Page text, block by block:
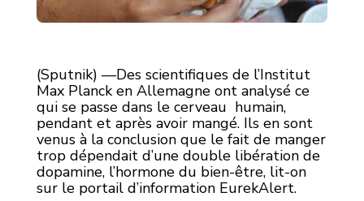
(Sputnik) —Des scientifiques de l’Institut
Max Planck en Allemagne ont analysé ce
qui se passe dans le cerveau humain,
pendant et après avoir mangé. Ils en sont
venus à la conclusion que le fait de manger
trop dépendait d’une double libération de
dopamine, l’hormone du bien-être, lit-on
sur le portail d’information EurekAlert.